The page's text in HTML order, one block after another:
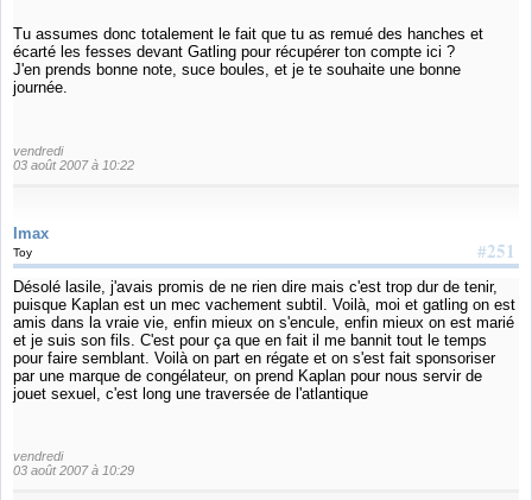
Tu assumes donc totalement le fait que tu as remué des hanches et
écarté les fesses devant Gatling pour récupérer ton compte ici ?
J'en prends bonne note, suce boules, et je te souhaite une bonne
journée.
vendredi
03 août 2007 à 10:22
Imax
#251
Toy
Désolé lasile, j'avais promis de ne rien dire mais c'est trop dur de tenir,
puisque Kaplan est un mec vachement subtil. Voilà, moi et gatling on est
amis dans la vraie vie, enfin mieux on s'encule, enfin mieux on est marié
et je suis son fils. C'est pour ça que en fait il me bannit tout le temps
pour faire semblant. Voilà on part en régate et on s'est fait sponsoriser
par une marque de congélateur, on prend Kaplan pour nous servir de
jouet sexuel, c'est long une traversée de l'atlantique
vendredi
03 août 2007 à 10:29